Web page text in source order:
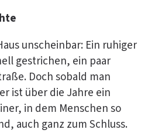
unscheinbar: Ein ruhiger
gestrichen, ein paar
Doch sobald man
ist über die Jahre ein
in dem Menschen so
auch ganz zum Schluss.